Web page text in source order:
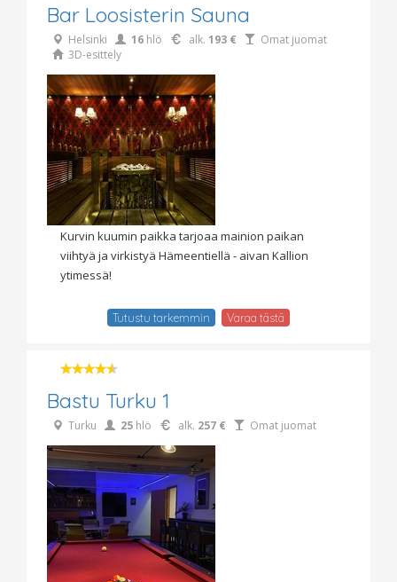
Bar Loosisterin Sauna
Helsinki 16 hlö alk. 193 €
Omat juomat
3D-esittely
Kurvin kuumin paikka tarjoaa mainion paikan
viihtyä ja virkistyä Hämeentiellä - aivan Kallion
ytimessä!
Tutustu tarkemmin Varaa tästä
Bastu Turku 1
Turku 25 hlö alk. 257 € Omat juomat